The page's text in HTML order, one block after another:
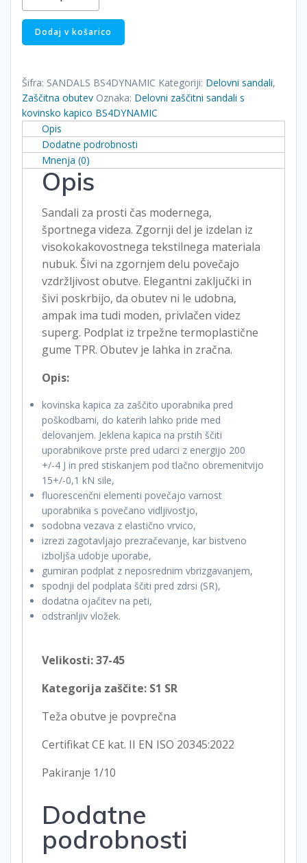
zaščitni
sandali
s
BS4DYNAMIC
količina
Dodaj v košarico
Šifra: SANDALS BS4DYNAMIC Kategoriji: Delovni sandali,
Zaščitna obutev Oznaka: Delovni zaščitni sandali s
kovinsko kapico BS4DYNAMIC
Opis
Dodatne podrobnosti
Mnenja (0)
Opis
Sandali za prosti čas modernega,
športnega videza. Zgornji del je izdelan iz
visokokakovostnega tekstilnega materiala
nubuk. Šivi na zgornjem delu povečajo
vzdržljivost obutve. Elegantni zaključki in
šivi poskrbijo, da obutev ni le udobna,
ampak ima tudi moden, privlačen videz
superg. Podplat iz trpežne termoplastične
gume TPR. Obutev je lahka in zračna.
Opis:
kovinska kapica za zaščito uporabnika pred
poškodbami, do katerih lahko pride med
delovanjem. Jeklena kapica na prstih ščiti
uporabnikove prste pred udarci z energijo 200
+/-4 J in pred stiskanjem pod tlačno obremenitvijo
15+/-0,1 kN sile,
fluorescenčni elementi povečajo varnost
uporabnika s povečano vidljivostjo,
sodobna vezava z elastično vrvico,
izrezi zagotavljajo prezračevanje, kar bistveno
izboljša udobje uporabe,
gumiran podplat z neposrednim vbrizgavanjem,
spodnji del podplata ščiti pred zdrsi (SR),
dodatna ojačitev na peti,
odstranljiv vložek.
Velikosti: 37-45
Kategorija zaščite: S1 SR
Teža obutve je povprečna
Certifikat CE kat. II EN ISO 20345:2022
Pakiranje 1/10
Dodatne
podrobnosti